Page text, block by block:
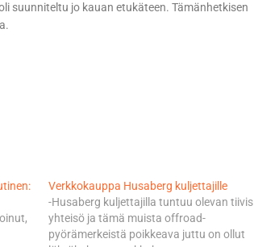
suunniteltu jo kauan etukäteen. Tämänhetkisen
Verkkokauppa Husaberg kuljettajille
-Husaberg kuljettajilla tuntuu olevan tiivis
yhteisö ja tämä muista offroad-
pyörämerkeistä poikkeava juttu on ollut